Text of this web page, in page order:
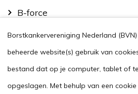
B-force
Kom in actie
Handig
Stel je vraag
Agenda
Borstkankervereniging Nederland
beheerde website(s) gebruik van
bestand dat op je computer, tablet of
opgeslagen. Met behulp van een